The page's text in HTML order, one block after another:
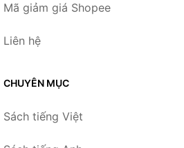
Mã giảm giá Shopee
Liên hệ
CHUYÊN MỤC
Sách tiếng Việt